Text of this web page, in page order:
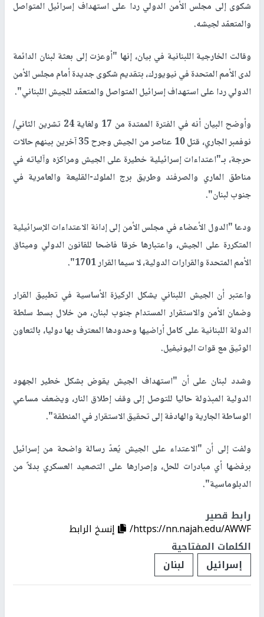
شكوى إلى مجلس الأمن الدولي ردا على استهداف إسرائيل المتواصل
والمتعمّد لجيشه.
وقالت الخارجية اللبنانية في بيان، إنها "أوعزت إلى بعثة لبنان الدائمة
لدى الأمم المتحدة في نيويورك، بتقديم شكوى جديدة أمام مجلس الأمن
الدولي ردا على استهداف إسرائيل المتواصل والمتعمّد للجيش اللبناني".
وأوضح البيان أنه في الفترة الممتدة من 17 ولغاية 24 تشرين الثاني/
نوفمبر الجاري، قتل 10 عناصر من الجيش وجرح 35 آخرين بينهم حالات
حرجة، بـ"اعتداءات إسرائيلية خطيرة على الجيش ومراكزه وآلياته في
مناطق الماري والصرفند وطريق برج الملوك-القليعة والعامرية في
جنوب لبنان".
ودعا "الدول الأعضاء في مجلس الأمن إلى إدانة الاعتداءات الإسرائيلية
المتكررة على الجيش، واعتبارها خرقا فاضحا للقانون الدولي وميثاق
الأمم المتحدة والقرارات الدولية، لا سيما القرار 1701".
واعتبر أن الجيش اللبناني يشكل الركيزة الأساسية في تطبيق القرار
وضمان الأمن والاستقرار المستدام جنوب لبنان، من خلال بسط سلطة
الدولة اللبنانية على كامل أراضيها وحدودها المعترف بها دوليا، بالتعاون
الوثيق مع قوات اليونيفيل.
وشدد لبنان على أن "استهداف الجيش يقوض بشكل خطير الجهود
الدولية المبذولة حاليا للتوصل إلى وقف إطلاق النار، ويضعف مساعي
الوساطة الجارية والهادفة إلى تحقيق الاستقرار في المنطقة".
ولفت إلى أن "الاعتداء على الجيش يُعدّ رسالة واضحة من إسرائيل
برفضها أي مبادرات للحل، وإصرارها على التصعيد العسكري بدلاً من
الدبلوماسية".
رابط قصير
https://nn.najah.edu/AWWF/
إنسخ الرابط
الكلمات المفتاحية
إسرائيل
لبنان